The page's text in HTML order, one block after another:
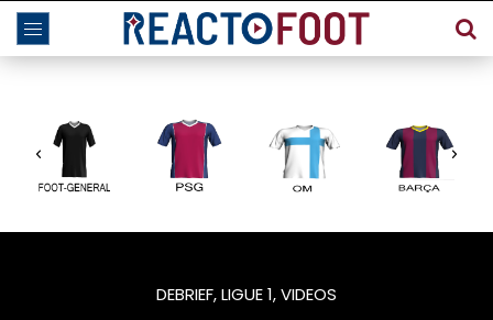
DEBRIEF,LIGUE 1,VIDEOS